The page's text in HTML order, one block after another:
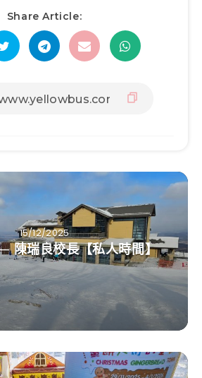
Share Article:
15/12/2025
陳瑞良校長【私人時間】